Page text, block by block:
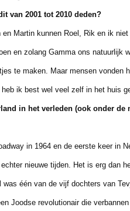
van 2001 tot 2010 deden?
kunnen Roel, Rik en ik niet
en zolang Gamma ons natuurlijk
te maken. Maar mensen vonden
ik best wel veel zelf in het huis
in het verleden (ook onder de
in 1964 en de eerste keer in
nieuwe tijden. Het is erg dan
één van de vijf dochters van
revolutionair die